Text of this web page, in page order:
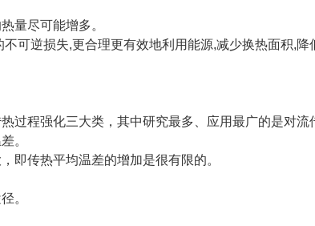
量尽可能增多。
可逆损失,更合理更有效地利用能源,减少换热面积,降
过程强化三大类，其中研究最多、应用最广的是对流
。
即传热平均温差的增加是很有限的。
。